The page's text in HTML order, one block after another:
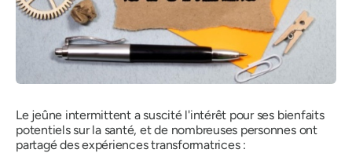
Le jeûne intermittent a suscité l'intérêt pour ses bienfaits
potentiels sur la santé, et de nombreuses personnes ont
partagé des expériences transformatrices :